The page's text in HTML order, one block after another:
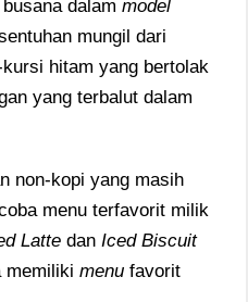
dalam model
mungil dari
hitam yang bertolak
yang terbalut dalam
non-kopi yang masih
menu terfavorit milik
Latte dan Iced Biscuit
memiliki menu favorit